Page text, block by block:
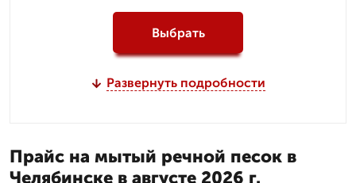
Выбрать
Развернуть подробности
Прайс на мытый речной песок в
Челябинске в августе 2026 г.